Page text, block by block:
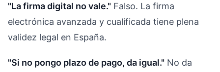
"La firma digital no vale." Falso. La firma
electrónica avanzada y cualificada tiene plena
validez legal en España.
"Si no pongo plazo de pago, da igual." No da